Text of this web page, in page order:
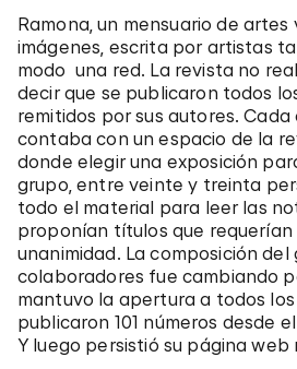
Ramona, un mensuario de artes
imágenes, escrita por artistas
modo una red. La revista no
decir que se publicaron todos
remitidos por sus autores.
contaba con un espacio de la
donde elegir una exposición
grupo, entre veinte y treinta
todo el material para leer las
proponían títulos que
unanimidad. La composición
colaboradores fue cambiando
mantuvo la apertura a todos
publicaron 101 números desde
Y luego persistió su página web